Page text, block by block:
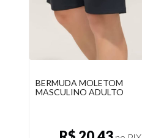
BERMUDAS MOLETINHO
ESTAMPADAS